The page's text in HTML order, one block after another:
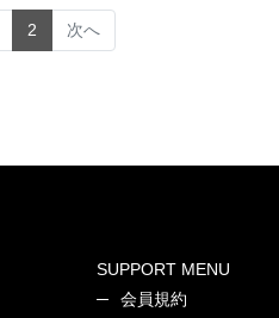
2(current)
次へ
SUPPORT MENU
会員規約